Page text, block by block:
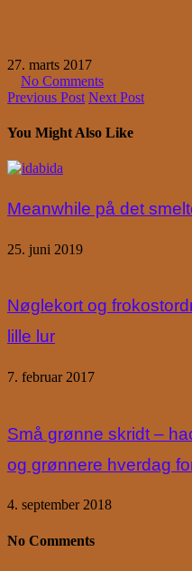
27. marts 2017
No Comments
Previous Post Next Post
You Might Also Like
Meanwhile på det
25. juni 2019
Nøglekort og
lille lur
7. februar 2017
Små grønne skridt –
og grønnere hverdag
4. september 2018
No Comments